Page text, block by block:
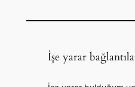
İşe yarar